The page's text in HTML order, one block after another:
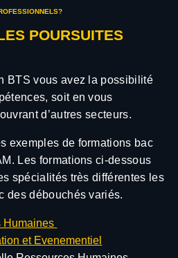
POURSUITES
BTS vous avez la possibilité
soit en vous
d’autres secteurs.
exemples de formations bac
Les formations ci-dessous
spécialités très différentes les
des débouchés variés.
Humaines
et Evenementiel